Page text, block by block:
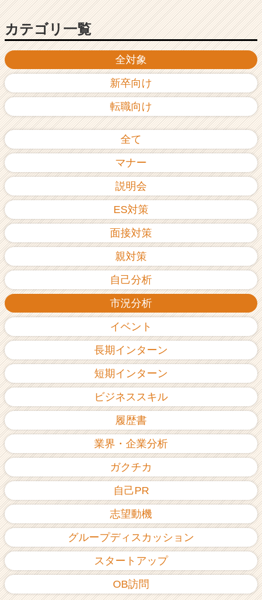
全対象
新卒向け
転職向け
全て
マナー
説明会
ES対策
面接対策
親対策
自己分析
市況分析
イベント
長期インターン
短期インターン
ビジネススキル
履歴書
業界・企業分析
ガクチカ
自己PR
志望動機
グループディスカッション
スタートアップ
OB訪問
カテゴリ一覧